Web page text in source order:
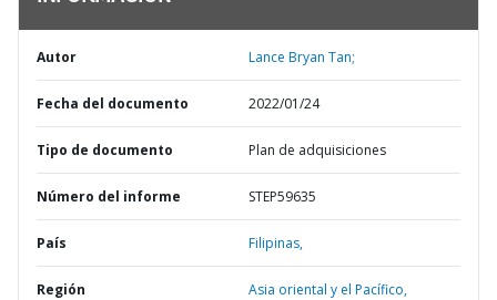
Autor Lance Bryan Tan;
Fecha del documento 2022/01/24
Tipo de documento Plan de adquisiciones
Número del informe STEP59635
País Filipinas,
Región Asia oriental y el Pacífico,